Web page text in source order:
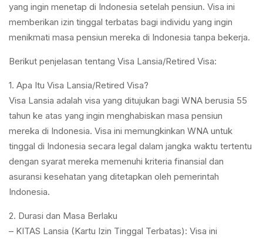
yang ingin menetap di Indonesia setelah pensiun. Visa ini
memberikan izin tinggal terbatas bagi individu yang ingin
menikmati masa pensiun mereka di Indonesia tanpa bekerja.
Berikut penjelasan tentang Visa Lansia/Retired Visa:
1. Apa Itu Visa Lansia/Retired Visa?
Visa Lansia adalah visa yang ditujukan bagi WNA berusia 55
tahun ke atas yang ingin menghabiskan masa pensiun
mereka di Indonesia. Visa ini memungkinkan WNA untuk
tinggal di Indonesia secara legal dalam jangka waktu tertentu
dengan syarat mereka memenuhi kriteria finansial dan
asuransi kesehatan yang ditetapkan oleh pemerintah
Indonesia.
2. Durasi dan Masa Berlaku
– KITAS Lansia (Kartu Izin Tinggal Terbatas): Visa ini